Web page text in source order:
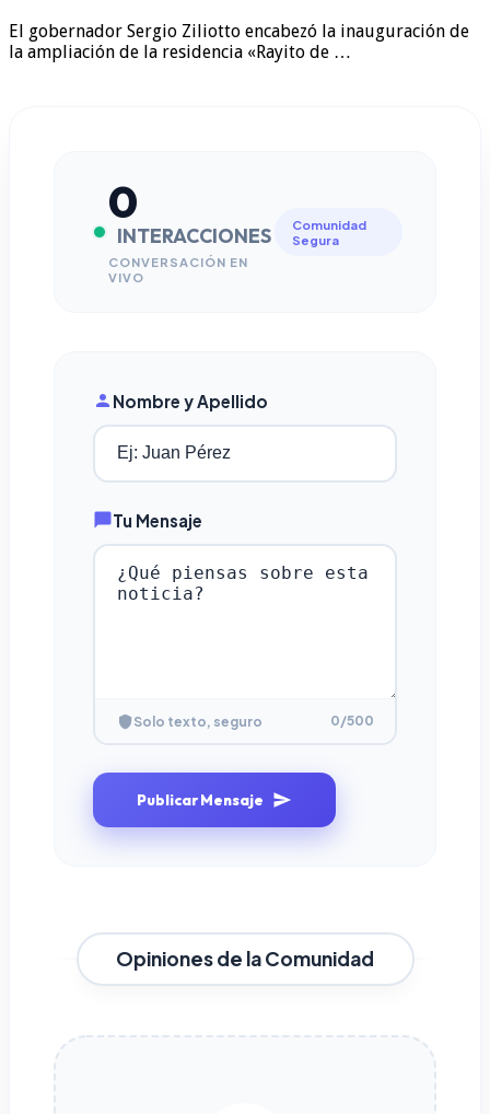
El gobernador Sergio Ziliotto encabezó la inauguración de
la ampliación de la residencia «Rayito de …
0
INTERACCIONES
CONVERSACIÓN EN
VIVO
Comunidad
Segura
Nombre y Apellido
Tu Mensaje
Solo texto, seguro 0/500
Publicar Mensaje
Opiniones de la Comunidad